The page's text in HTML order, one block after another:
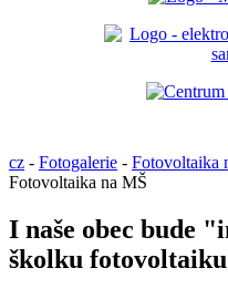
cz - Fotogalerie - Fotovoltaika
Fotovoltaika na MŠ
I naše obec bude
školku